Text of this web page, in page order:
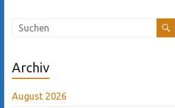
Archiv
August 2026